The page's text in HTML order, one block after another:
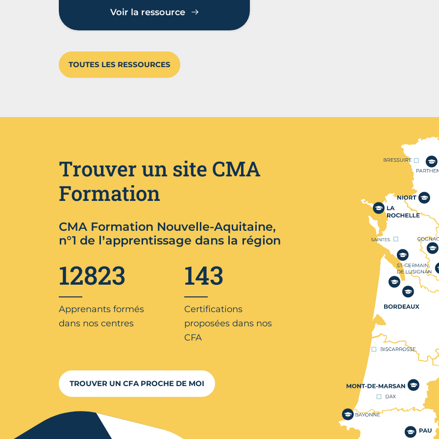
Voir la ressource
TOUTES LES RESSOURCES
Nos centres de
Trouver un site CMA
Formation
CMA Formation Nouvelle-Aquitaine,
n°1 de l’apprentissage dans la région
12823
Apprenants formés
dans nos centres
143
Certifications
proposées dans nos
CFA
TROUVER UN CFA PROCHE DE MOI